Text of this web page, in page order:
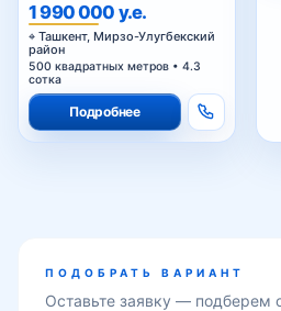
1 990 000 у.е.
Ташкент, Мирзо-Улугбекский
район
500 квадратных метров • 4.3
сотка
Подробнее
ПОДОБРАТЬ ВАРИАНТ
Оставьте заявку — подберем